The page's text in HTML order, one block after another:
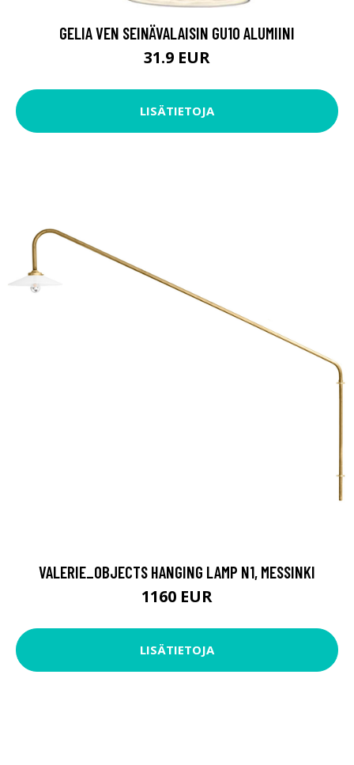
GELIA VEN SEINÄVALAISIN GU10 ALUMIINI
31.9 EUR
LISÄTIETOJA
VALERIE_OBJECTS HANGING LAMP N1, MESSINKI
1160 EUR
LISÄTIETOJA